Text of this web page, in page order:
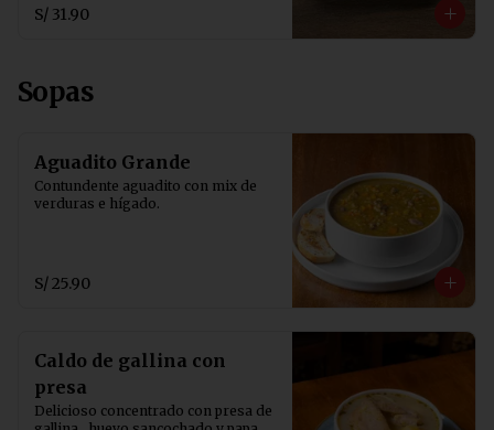
S/ 31.90
Sopas
Aguadito Grande
Contundente aguadito con mix de
verduras e hígado.
S/ 25.90
Caldo de gallina con
presa
Delicioso concentrado con presa de